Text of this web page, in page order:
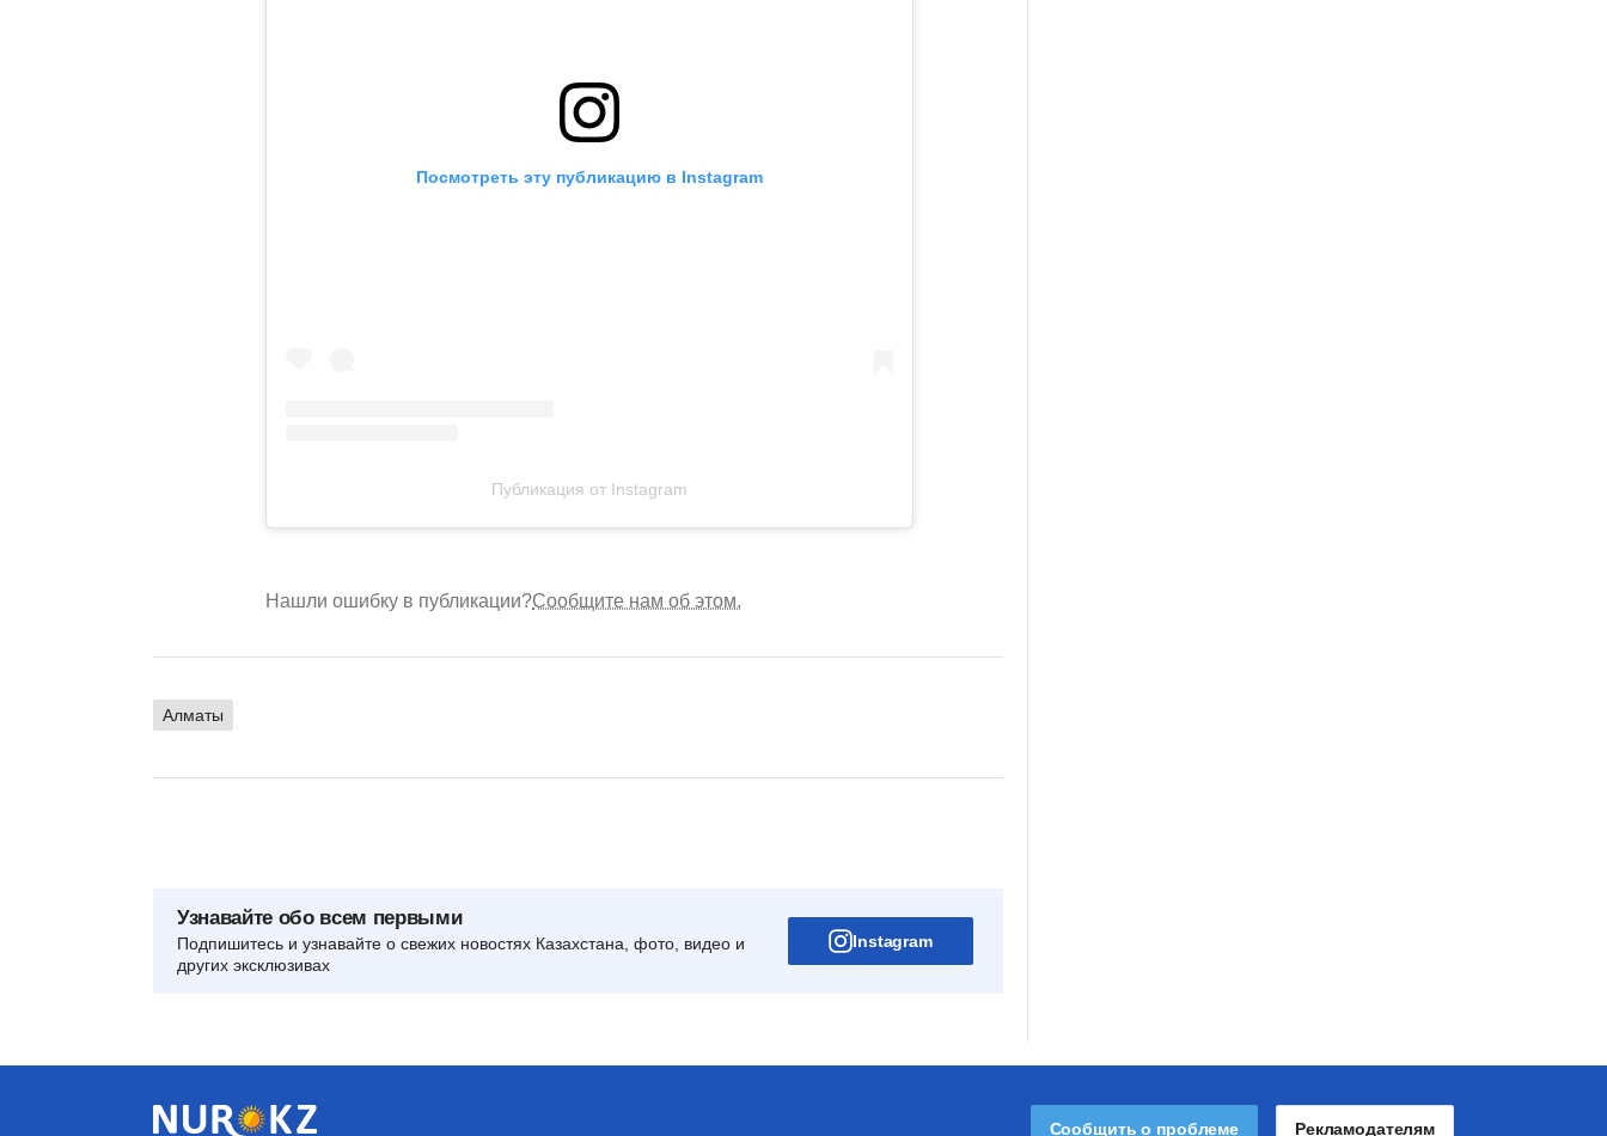
Посмотреть эту публикацию в Instagram
Публикация от Instagram
Нашли ошибку в публикации?Сообщите нам об этом.
Алматы
Узнавайте обо всем первыми
Подпишитесь и узнавайте о свежих новостях Казахстана, фото, видео и
других эксклюзивах
Instagram
Сообщить о проблеме Рекламодателям